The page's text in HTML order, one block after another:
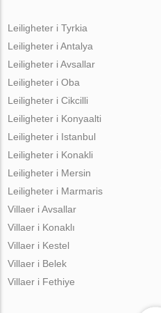
Leiligheter i Tyrkia
Leiligheter i Antalya
Leiligheter i Avsallar
Leiligheter i Oba
Leiligheter i Cikcilli
Leiligheter i Konyaalti
Leiligheter i Istanbul
Leiligheter i Konakli
Leiligheter i Mersin
Leiligheter i Marmaris
Villaer i Avsallar
Villaer i Konaklı
Villaer i Kestel
Villaer i Belek
Villaer i Fethiye